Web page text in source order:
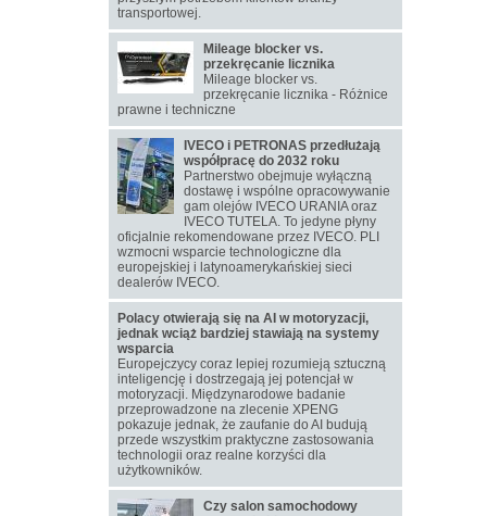
transportowej.
Mileage blocker vs.
przekręcanie licznika
Mileage blocker vs.
przekręcanie licznika - Różnice
prawne i techniczne
IVECO i PETRONAS przedłużają
współpracę do 2032 roku
Partnerstwo obejmuje wyłączną
dostawę i wspólne opracowywanie
gam olejów IVECO URANIA oraz
IVECO TUTELA. To jedyne płyny
oficjalnie rekomendowane przez IVECO. PLI
wzmocni wsparcie technologiczne dla
europejskiej i latynoamerykańskiej sieci
dealerów IVECO.
Polacy otwierają się na AI w motoryzacji,
jednak wciąż bardziej stawiają na systemy
wsparcia
Europejczycy coraz lepiej rozumieją sztuczną
inteligencję i dostrzegają jej potencjał w
motoryzacji. Międzynarodowe badanie
przeprowadzone na zlecenie XPENG
pokazuje jednak, że zaufanie do AI budują
przede wszystkim praktyczne zastosowania
technologii oraz realne korzyści dla
użytkowników.
Czy salon samochodowy